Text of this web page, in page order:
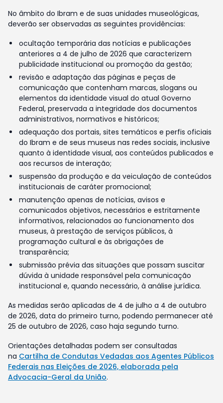
No âmbito do Ibram e de suas unidades museológicas,
deverão ser observadas as seguintes providências:
ocultação temporária das notícias e publicações
anteriores a 4 de julho de 2026 que caracterizem
publicidade institucional ou promoção da gestão;
revisão e adaptação das páginas e peças de
comunicação que contenham marcas, slogans ou
elementos da identidade visual do atual Governo
Federal, preservada a integridade dos documentos
administrativos, normativos e históricos;
adequação dos portais, sites temáticos e perfis oficiais
do Ibram e de seus museus nas redes sociais, inclusive
quanto à identidade visual, aos conteúdos publicados e
aos recursos de interação;
suspensão da produção e da veiculação de conteúdos
institucionais de caráter promocional;
manutenção apenas de notícias, avisos e
comunicados objetivos, necessários e estritamente
informativos, relacionados ao funcionamento dos
museus, à prestação de serviços públicos, à
programação cultural e às obrigações de
transparência;
submissão prévia das situações que possam suscitar
dúvida à unidade responsável pela comunicação
institucional e, quando necessário, à análise jurídica.
As medidas serão aplicadas de 4 de julho a 4 de outubro
de 2026, data do primeiro turno, podendo permanecer até
25 de outubro de 2026, caso haja segundo turno.
Orientações detalhadas podem ser consultadas
na Cartilha de Condutas Vedadas aos Agentes Públicos
Federais nas Eleições de 2026, elaborada pela
Advocacia-Geral da União.